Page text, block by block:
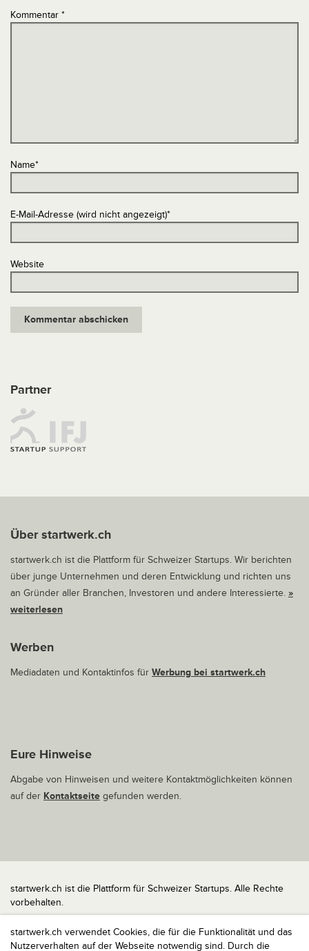
startwerk.ch verwendet Cookies, die für die Funktionalität und das
Nutzerverhalten auf der Webseite notwendig sind. Durch die
Kommentar *
Name*
E-Mail-Adresse (wird nicht angezeigt)*
Website
Partner
Über startwerk.ch
startwerk.ch ist die Plattform für Schweizer Startups. Wir berichten
über junge Unternehmen und deren Entwicklung und richten uns
an Gründer aller Branchen, Investoren und andere Interessierte. »
weiterlesen
Werben
Mediadaten und Kontaktinfos für Werbung bei startwerk.ch
Eure Hinweise
Abgabe von Hinweisen und weitere Kontaktmöglichkeiten können
auf der Kontaktseite gefunden werden.
startwerk.ch ist die Plattform für Schweizer Startups. Alle Rechte
vorbehalten.
Impressum
Kontakt